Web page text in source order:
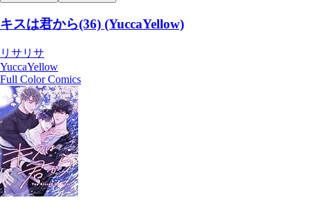
キスは君から(36) (YuccaYellow)
リサリサ
YuccaYellow
Full Color Comics